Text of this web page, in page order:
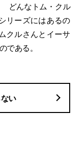
どんなトム・クル
リーズにはあるの
クルさんとイーサ
である。
い